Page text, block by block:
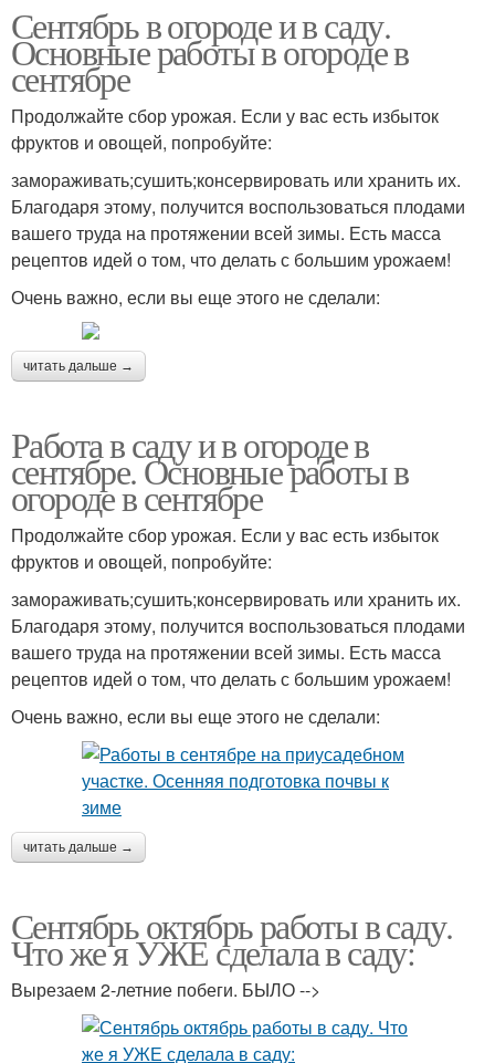
Сентябрь в огороде и в саду.
Основные работы в огороде в
сентябре
Продолжайте сбор урожая. Если у вас есть избыток
фруктов и овощей, попробуйте:
замораживать;сушить;консервировать или хранить их.
Благодаря этому, получится воспользоваться плодами
вашего труда на протяжении всей зимы. Есть масса
рецептов идей о том, что делать с большим урожаем!
Очень важно, если вы еще этого не сделали:
читать дальше →
Работа в саду и в огороде в
сентябре. Основные работы в
огороде в сентябре
Продолжайте сбор урожая. Если у вас есть избыток
фруктов и овощей, попробуйте:
замораживать;сушить;консервировать или хранить их.
Благодаря этому, получится воспользоваться плодами
вашего труда на протяжении всей зимы. Есть масса
рецептов идей о том, что делать с большим урожаем!
Очень важно, если вы еще этого не сделали:
читать дальше →
Сентябрь октябрь работы в саду.
Что же я УЖЕ сделала в саду:
Вырезаем 2-летние побеги. БЫЛО -->